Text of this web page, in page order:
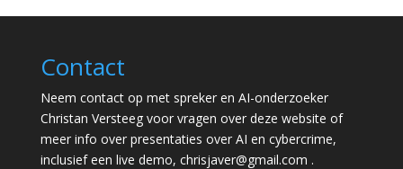
Contact
Neem contact op met spreker en AI-onderzoeker
Christan Versteeg voor vragen over deze website of
meer info over presentaties over AI en cybercrime,
inclusief een live demo, chrisjaver@gmail.com .